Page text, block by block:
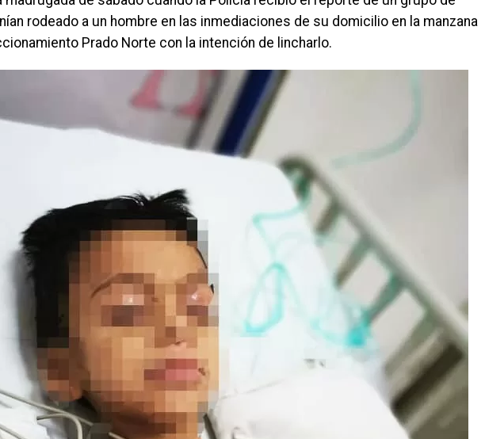
rodeado a un hombre en las inmediaciones de su domicilio en la manzana
Prado Norte con la intención de lincharlo.